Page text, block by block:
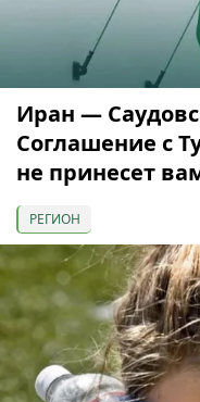
Иран —
Соглашение с
не принесет
РЕГИОН